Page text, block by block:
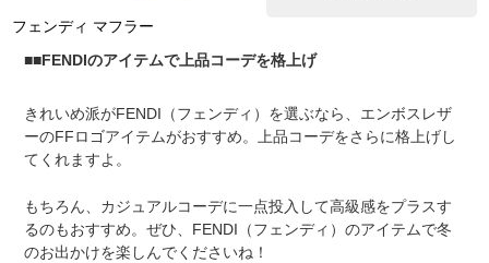
フェンディ マフラー
■FENDIのアイテムで上品コーデを格上げ
きれいめ派がFENDI（フェンディ）を選ぶなら、エンボスレザ
ーのFFロゴアイテムがおすすめ。上品コーデをさらに格上げし
てくれますよ。
もちろん、カジュアルコーデに一点投入して高級感をプラスす
るのもおすすめ。ぜひ、FENDI（フェンディ）のアイテムで冬
のお出かけを楽しんでくださいね！